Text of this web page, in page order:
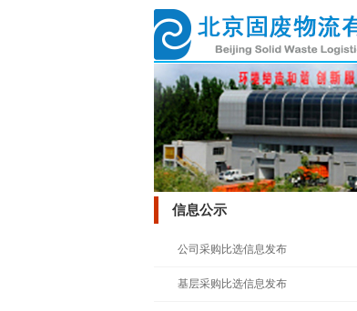
信息公示
公司采购比选信息发布
基层采购比选信息发布